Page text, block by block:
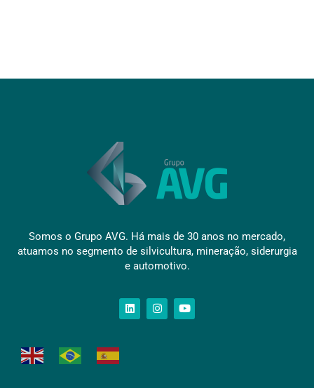
Somos o Grupo AVG. Há mais de 30 anos no mercado,
atuamos no segmento de silvicultura, mineração, siderurgia
e automotivo.